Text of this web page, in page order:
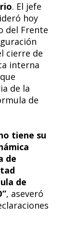
. El jefe
hoy
del Frente
cierre de
interna
de la
de
tiene su
de
de
, aseveró